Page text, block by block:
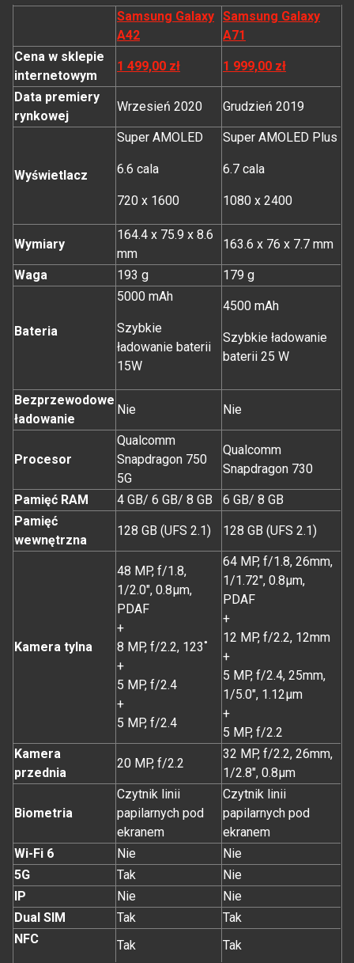
Samsung Galaxy
A42
Samsung Galaxy
A71
Cena w sklepie
internetowym
1 499,00 zł 1 999,00 zł
Data premiery
rynkowej
Wrzesień 2020 Grudzień 2019
Wyświetlacz
Super AMOLED
6.6 cala
720 x 1600
Super AMOLED Plus
6.7 cala
1080 x 2400
Wymiary
164.4 x 75.9 x 8.6
mm
163.6 x 76 x 7.7 mm
Waga 193 g 179 g
Bateria
5000 mAh
Szybkie
ładowanie baterii
15W
4500 mAh
Szybkie ładowanie
baterii 25 W
Bezprzewodowe
ładowanie
Nie Nie
Procesor
Qualcomm
Snapdragon 750
5G
Qualcomm
Snapdragon 730
Pamięć RAM 4 GB/ 6 GB/ 8 GB
6 GB/ 8 GB
Pamięć
wewnętrzna
128 GB (UFS 2.1) 128 GB (UFS 2.1)
Kamera tylna
48 MP, f/1.8,
1/2.0", 0.8µm,
PDAF
+
8 MP, f/2.2, 123˚
+
5 MP, f/2.4
+
5 MP, f/2.4
64 MP, f/1.8, 26mm,
1/1.72", 0.8µm,
PDAF
+
12 MP, f/2.2, 12mm
+
5 MP, f/2.4, 25mm,
1/5.0", 1.12µm
+
5 MP, f/2.2
Kamera
przednia
20 MP, f/2.2
32 MP, f/2.2, 26mm,
1/2.8", 0.8µm
Biometria
Czytnik linii
papilarnych pod
ekranem
Czytnik linii
papilarnych pod
ekranem
Wi-Fi 6
Nie
Nie
5G
Tak
Nie
IP
Nie
Nie
Dual SIM
Tak
Tak
NFC
Tak Tak